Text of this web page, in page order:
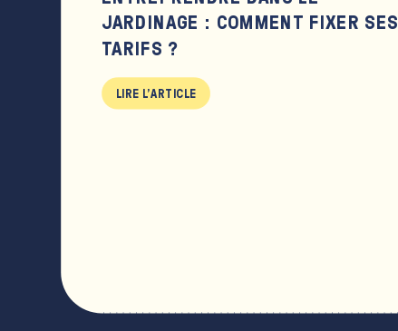
JARDINAGE : COMMENT FIXER SES
TARIFS ?
LIRE L'ARTICLE